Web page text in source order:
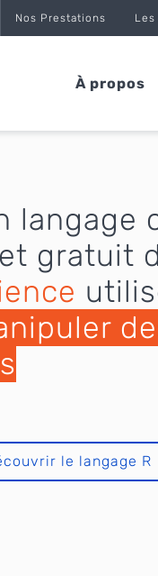
Nos Prestations Les
À propos
une
de la
langage
gratuit
le langage R
cookies